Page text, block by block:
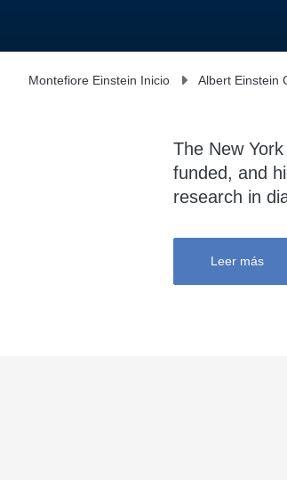
Montefiore Einstein Inicio Albert Einstein
The New
funded, and
research in
Leer más